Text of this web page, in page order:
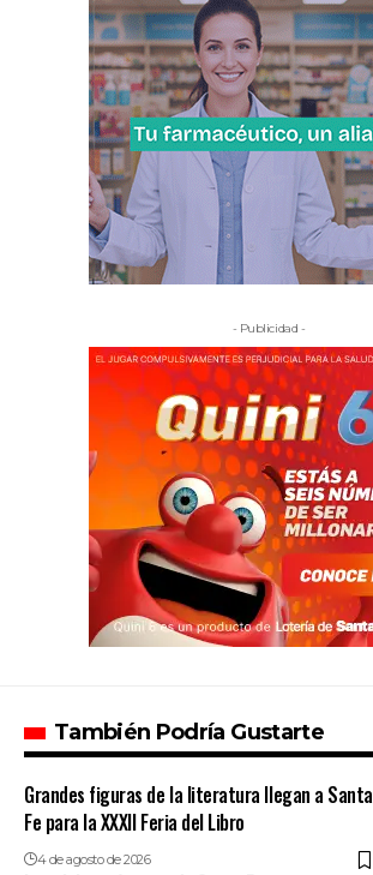
- Publicidad -
También Podría Gustarte
Grandes figuras de la literatura llegan a Santa
Fe para la XXXII Feria del Libro
4 de agosto de 2026